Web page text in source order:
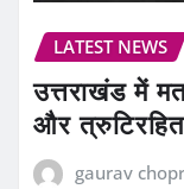
LATEST NEWS
उत्तराखंड में
और
gaurav